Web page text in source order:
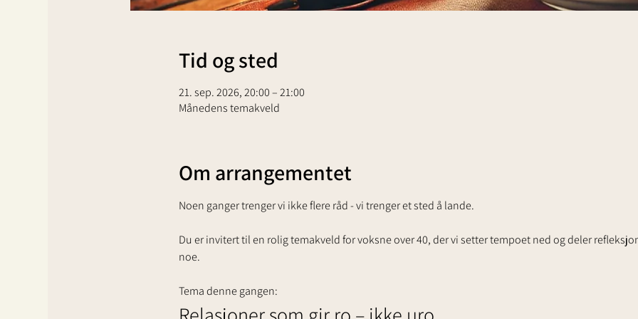
Tid og sted
21. sep. 2026, 20:00 – 21:00
Månedens temakveld
Om arrangementet
Noen ganger trenger vi ikke flere råd - vi trenger et sted å lande.
Du er invitert til en rolig temakveld for voksne over 40, der vi setter tempoet ned og deler
noe.
Tema denne gangen: